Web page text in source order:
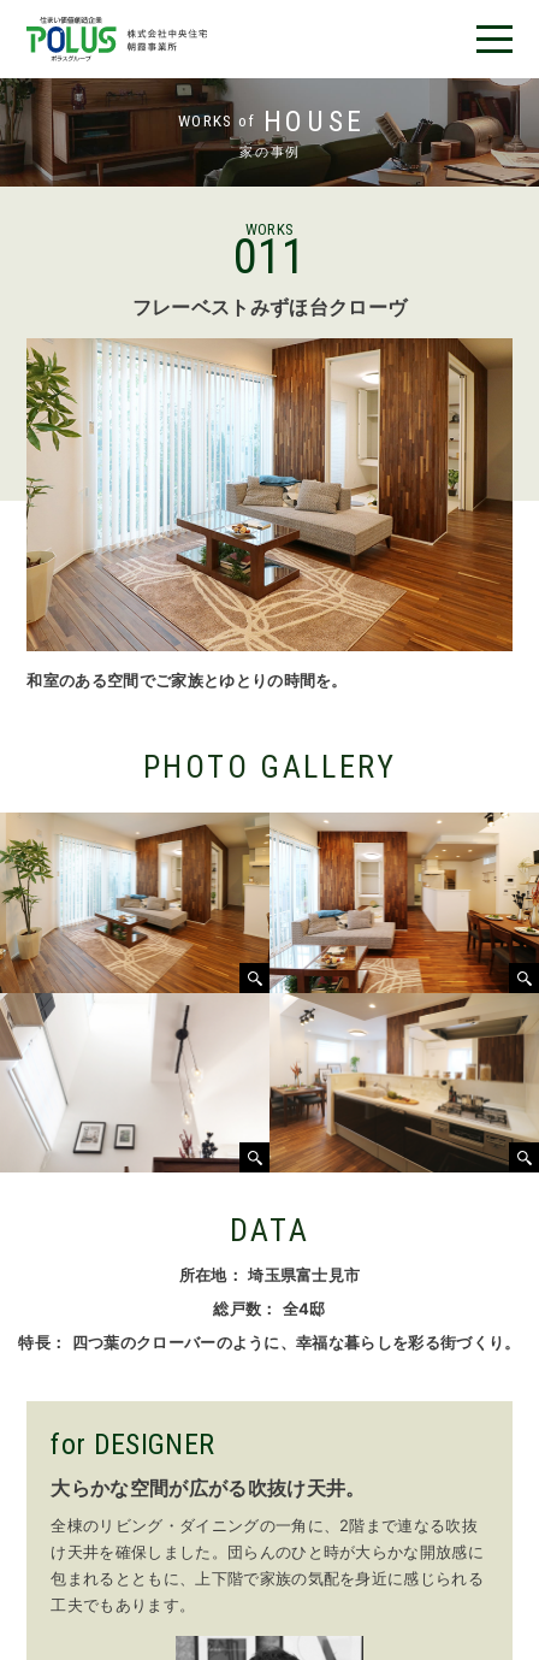
フレーベストとは
完成済み物件
分譲地情報
お客様の声
店舗紹介
デザインアワード受賞
ニュース＆ブログ
WORKS of HOUSE
家の事例
WORKS
011
フレーベストみずほ台クローヴ
和室のある空間でご家族とゆとりの時間を。
PHOTO GALLERY
DATA
所在地
埼玉県富士見市
総戸数
全4邸
特長
四つ葉のクローバーのように、幸福な暮らしを彩る街づくり。
for DESIGNER
大らかな空間が広がる吹抜け天井。
全棟のリビング・ダイニングの一角に、2階まで連なる吹抜
け天井を確保しました。団らんのひと時が大らかな開放感に
包まれるとともに、上下階で家族の気配を身近に感じられる
工夫でもあります。